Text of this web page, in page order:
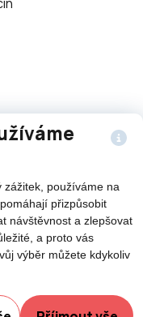
zážitek, používáme na
přizpůsobit
návštěvnost a zlepšovat
a proto vás
výběr můžete kdykoliv
města Nový
poradit?